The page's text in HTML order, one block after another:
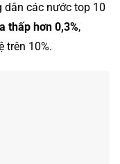
dân các nước top 10
thấp hơn 0,3%,
trên 10%.